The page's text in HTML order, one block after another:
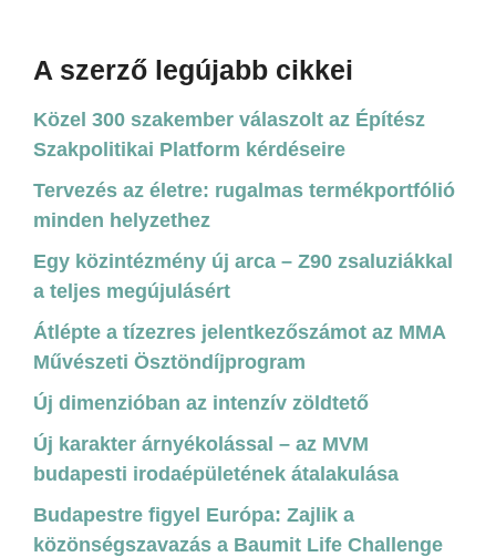
A szerző legújabb cikkei
Közel 300 szakember válaszolt az Építész
Szakpolitikai Platform kérdéseire
Tervezés az életre: rugalmas termékportfólió
minden helyzethez
Egy közintézmény új arca – Z90 zsaluziákkal
a teljes megújulásért
Átlépte a tízezres jelentkezőszámot az MMA
Művészeti Ösztöndíjprogram
Új dimenzióban az intenzív zöldtető
Új karakter árnyékolással – az MVM
budapesti irodaépületének átalakulása
Budapestre figyel Európa: Zajlik a
közönségszavazás a Baumit Life Challenge